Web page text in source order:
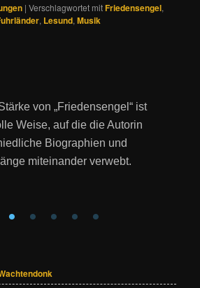
|Verschlagwortet mitFriedensengel,
, Lesund,Musik
von „Friedensengel“ ist
Weise, auf die die Autorin
Biographien und
miteinander verwebt.